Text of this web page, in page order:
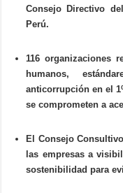
Consejo Directivo
Perú.
116 organizaciones
humanos,
anticorrupción en el
se comprometen a
El Consejo
las empresas a
sostenibilidad para